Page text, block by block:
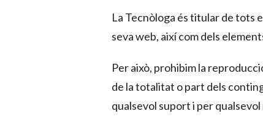
La Tecnòloga és titular de tots
seva web, així com dels
Per això, prohibim la
de la totalitat o part dels
qualsevol suport i per